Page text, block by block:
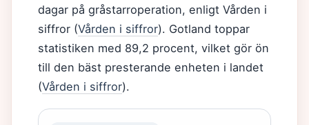
dagar på gråstarroperation, enligt Vården i
siffror (Vården i siffror). Gotland toppar
statistiken med 89,2 procent, vilket gör ön
till den bäst presterande enheten i landet
(Vården i siffror).